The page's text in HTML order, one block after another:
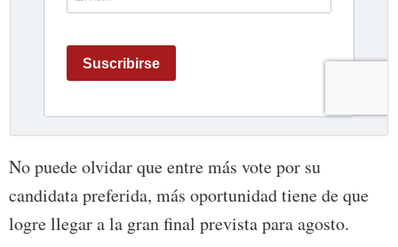
No puede olvidar que entre más vote por su
candidata preferida, más oportunidad tiene de que
logre llegar a la gran final prevista para agosto.